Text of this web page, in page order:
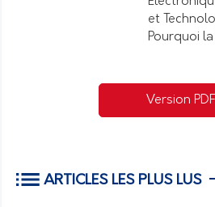
et
Pourquoi
Version PDF
ARTICLES LES PLUS LUS